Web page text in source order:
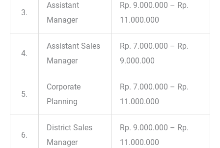
3.
Assistant
Manager
Rp. 9.000.000 – Rp.
11.000.000
4.
Assistant Sales
Manager
Rp. 7.000.000 – Rp.
9.000.000
5.
Corporate
Planning
Rp. 7.000.000 – Rp.
11.000.000
6.
District Sales
Manager
Rp. 9.000.000 – Rp.
11.000.000